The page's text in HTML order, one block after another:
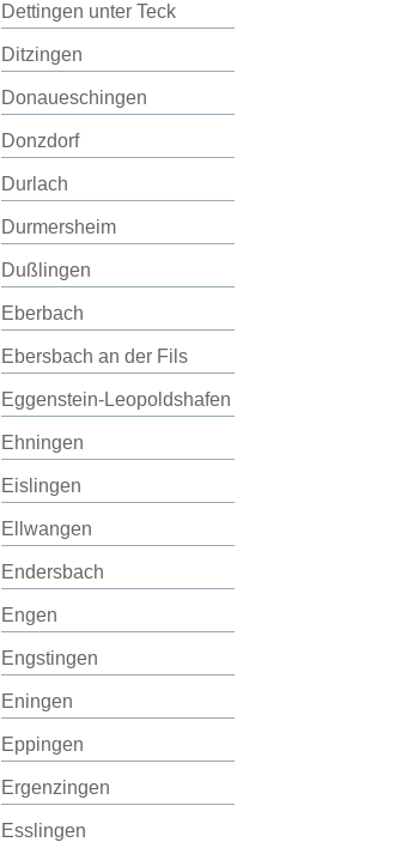
Dettingen unter Teck
Ditzingen
Donaueschingen
Donzdorf
Durlach
Durmersheim
Dußlingen
Eberbach
Ebersbach an der Fils
Eggenstein-Leopoldshafen
Ehningen
Eislingen
Ellwangen
Endersbach
Engen
Engstingen
Eningen
Eppingen
Ergenzingen
Esslingen